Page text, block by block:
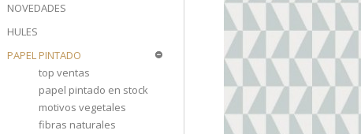
NOVEDADES
HULES
PAPEL PINTADO
top ventas
papel pintado en stock
motivos vegetales
fibras naturales